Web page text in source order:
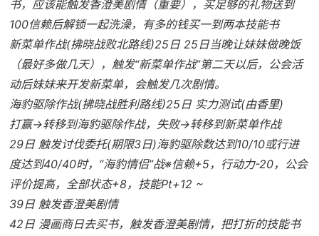
书，应该能触发香澄美剧情（重要），买足够的礼物送到
100信赖后解锁一起洗澡，有多的钱买一到两本技能书
新菜单作战(拂晓战败北路线)25日 25日当晚让妹妹做晚饭
（最好多做几天），触发“新菜单作战”第二天以后，公会活
动后妹妹来开发新菜单，会触发几次剧情。
海豹驱除作战(拂晓战胜利路线)25日 实力测试(由香里)
打赢→转移到海豹驱除作战，失败→转移到新菜单作战
29日 触发讨伐委托(期限3日)海豹驱除数达到10/10或行进
度达到40/40时，“海豹情侣”战※信赖+5，行动力-20，公会
评价提高，全部状态+8，技能Pt+12 ~
39日 触发香澄美剧情
42日 漫画商日去买书，触发香澄美剧情，把打折的技能书